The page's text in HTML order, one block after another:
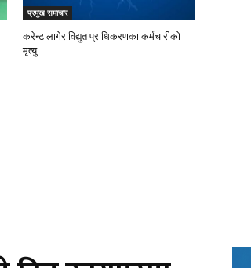
प्रमुख समाचार
करेन्ट लागेर विद्युत प्राधिकरणका कर्मचारीको
मृत्यु